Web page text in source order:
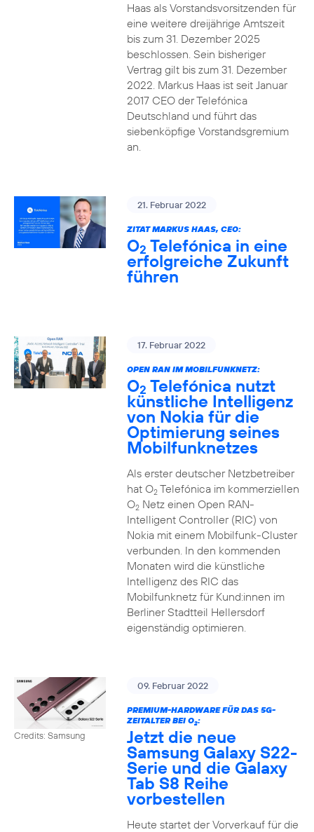
Haas als Vorstandsvorsitzenden für
eine weitere dreijährige Amtszeit
bis zum 31. Dezember 2025
beschlossen. Sein bisheriger
Vertrag gilt bis zum 31. Dezember
2022. Markus Haas ist seit Januar
2017 CEO der Telefónica
Deutschland und führt das
siebenköpfige Vorstandsgremium
an.
21. Februar 2022
ZITAT MARKUS HAAS, CEO:
O2 Telefónica in eine
erfolgreiche Zukunft
führen
17. Februar 2022
OPEN RAN IM MOBILFUNKNETZ:
O2 Telefónica nutzt
künstliche Intelligenz
von Nokia für die
Optimierung seines
Mobilfunknetzes
Als erster deutscher Netzbetreiber
hat O2Telefónica im kommerziellen
O2Netz einen Open RAN-
Intelligent Controller (RIC) von
Nokia mit einem Mobilfunk-Cluster
verbunden. In den kommenden
Monaten wird die künstliche
Intelligenz des RIC das
Mobilfunknetz für Kund:innen im
Berliner Stadtteil Hellersdorf
eigenständig optimieren.
Credits: Samsung
09. Februar 2022
PREMIUM-HARDWARE FÜR DAS 5G-
ZEITALTER BEI O2:
Jetzt die neue
Samsung Galaxy S22-
Serie und die Galaxy
Tab S8 Reihe
vorbestellen
Heute startet der Vorverkauf für die